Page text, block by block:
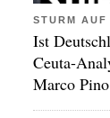
STURM AUF
Ist
Ceuta-
Marco Pino